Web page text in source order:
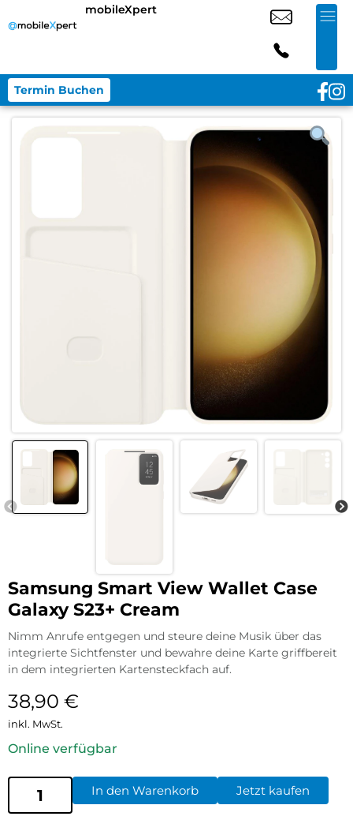
mobileXpert
Termin Buchen
Samsung Smart View Wallet Case
Galaxy S23+ Cream
Nimm Anrufe entgegen und steure deine Musik über das
integrierte Sichtfenster und bewahre deine Karte griffbereit
in dem integrierten Kartensteckfach auf.
38,90 €
inkl. MwSt.
Online verfügbar
In den Warenkorb Jetzt kaufen